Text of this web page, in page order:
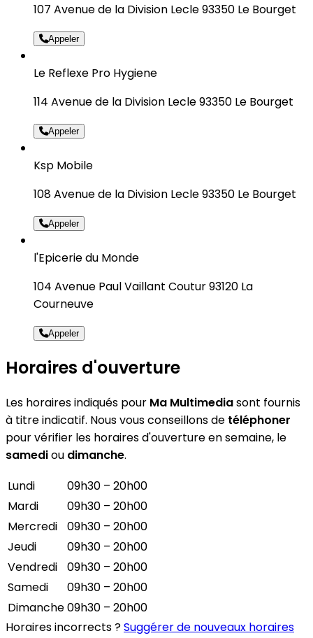
107 Avenue de la Division Lecle 93350 Le Bourget
Appeler
Le Reflexe Pro Hygiene
114 Avenue de la Division Lecle 93350 Le Bourget
Appeler
Ksp Mobile
108 Avenue de la Division Lecle 93350 Le Bourget
Appeler
l'Epicerie du Monde
104 Avenue Paul Vaillant Coutur 93120 La
Courneuve
Appeler
Horaires d'ouverture
Les horaires indiqués pour Ma Multimediasont fournis
à titre indicatif. Nous vous conseillons de téléphoner
pour vérifier les horaires d'ouverture en semaine, le
samediou dimanche.
Lundi
09h30 – 20h00
Mardi
09h30 – 20h00
Mercredi
09h30 – 20h00
Jeudi
09h30 – 20h00
Vendredi
09h30 – 20h00
Samedi
09h30 – 20h00
Dimanche09h30 – 20h00
Horaires incorrects ?Suggérer de nouveaux horaires